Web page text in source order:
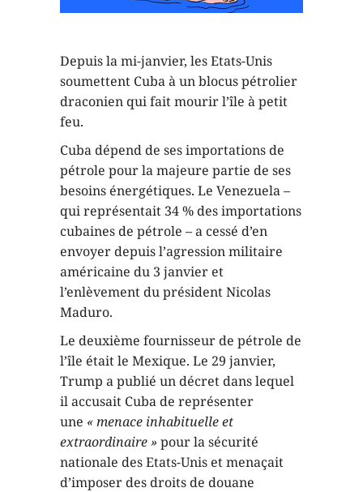
Depuis la mi-janvier, les Etats-Unis
soumettent Cuba à un blocus pétrolier
draconien qui fait mourir l’île à petit
feu.
Cuba dépend de ses importations de
pétrole pour la majeure partie de ses
besoins énergétiques. Le Venezuela –
qui représentait 34 % des importations
cubaines de pétrole – a cessé d’en
envoyer depuis l’agression militaire
américaine du 3 janvier et
l’enlèvement du président Nicolas
Maduro.
Le deuxième fournisseur de pétrole de
l’île était le Mexique. Le 29 janvier,
Trump a publié un décret dans lequel
il accusait Cuba de représenter
une « menace inhabituelle et
extraordinaire »pour la sécurité
nationale des Etats-Unis et menaçait
d’imposer des droits de douane